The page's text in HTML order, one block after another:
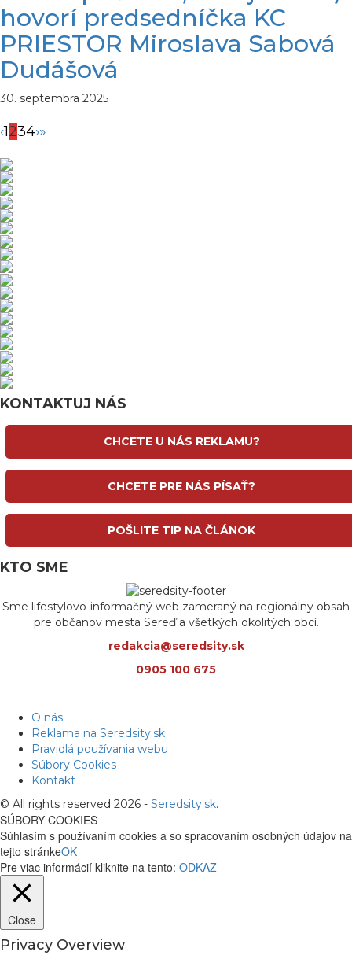
hovorí predsedníčka KC
PRIESTOR Miroslava Sabová
Dudášová
30. septembra 2025
‹1234›»
KONTAKTUJ NÁS
CHCETE U NÁS REKLAMU?
CHCETE PRE NÁS PÍSAŤ?
POŠLITE TIP NA ČLÁNOK
KTO SME
Sme lifestylovo-informačný web zameraný na regionálny obsah
pre občanov mesta Sereď a všetkých okolitých obcí.
redakcia@seredsity.sk
0905 100 675
O nás
Reklama na Seredsity.sk
Pravidlá používania webu
Súbory Cookies
Kontakt
© All rights reserved 2026 - Seredsity.sk.
SÚBORY COOKIES
Súhlasím s používaním cookies a so spracovaním osobných údajov na
tejto stránkeOK
Pre viac informácií kliknite na tento: ODKAZ
Close
Privacy Overview